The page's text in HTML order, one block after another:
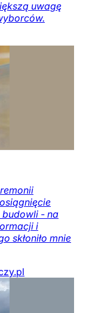
uwagę
- na
i
skłoniło mnie